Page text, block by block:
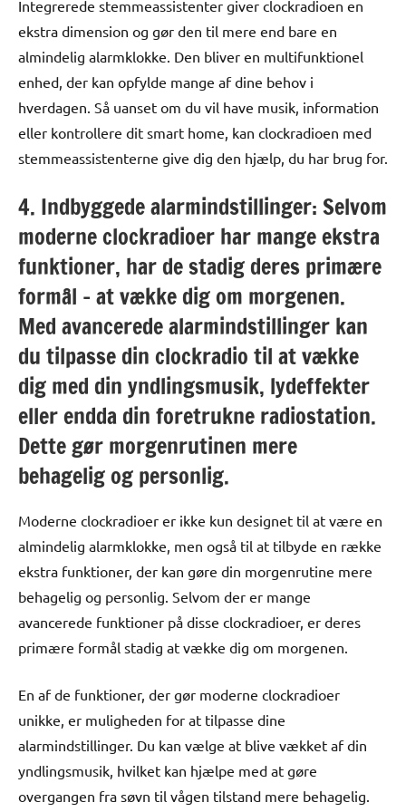
Integrerede stemmeassistenter giver clockradioen en
ekstra dimension og gør den til mere end bare en
almindelig alarmklokke. Den bliver en multifunktionel
enhed, der kan opfylde mange af dine behov i
hverdagen. Så uanset om du vil have musik, information
eller kontrollere dit smart home, kan clockradioen med
stemmeassistenterne give dig den hjælp, du har brug for.
4. Indbyggede alarmindstillinger: Selvom
moderne clockradioer har mange ekstra
funktioner, har de stadig deres primære
formål – at vække dig om morgenen.
Med avancerede alarmindstillinger kan
du tilpasse din clockradio til at vække
dig med din yndlingsmusik, lydeffekter
eller endda din foretrukne radiostation.
Dette gør morgenrutinen mere
behagelig og personlig.
Moderne clockradioer er ikke kun designet til at være en
almindelig alarmklokke, men også til at tilbyde en række
ekstra funktioner, der kan gøre din morgenrutine mere
behagelig og personlig. Selvom der er mange
avancerede funktioner på disse clockradioer, er deres
primære formål stadig at vække dig om morgenen.
En af de funktioner, der gør moderne clockradioer
unikke, er muligheden for at tilpasse dine
alarmindstillinger. Du kan vælge at blive vækket af din
yndlingsmusik, hvilket kan hjælpe med at gøre
overgangen fra søvn til vågen tilstand mere behagelig.